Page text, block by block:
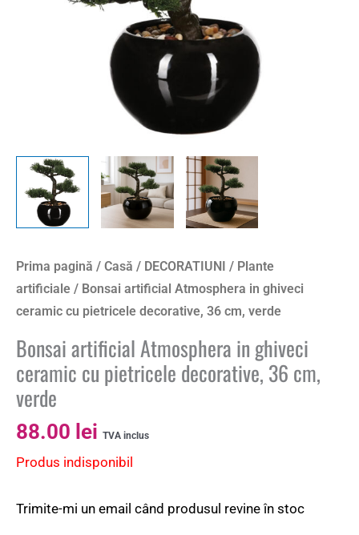
Prima pagină / Casă / DECORATIUNI / Plante
artificiale / Bonsai artificial Atmosphera in ghiveci
ceramic cu pietricele decorative, 36 cm, verde
Bonsai artificial Atmosphera in ghiveci
ceramic cu pietricele decorative, 36 cm,
verde
88.00 lei TVA inclus
Produs indisponibil
Trimite-mi un email când produsul revine în stoc